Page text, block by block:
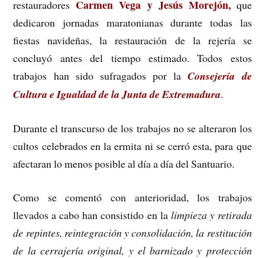
restauradores Carmen Vega y Jesús Morejón,que
dedicaron jornadas maratonianas durante todas las
fiestas navideñas, la restauración de la rejería se
concluyó antes del tiempo estimado. Todos estos
trabajos han sido sufragados por laConsejería de
Cultura e Igualdad de la Junta de Extremadura.
Durante el transcurso de los trabajos no se alteraron los
cultos celebrados en la ermita ni se cerró esta, para que
afectaran lo menos posible al día a día del Santuario.
Como se comentó con anterioridad, los trabajos
llevados a cabo han consistido en la limpieza y retirada
de repintes, reintegración y consolidación, la restitución
de la cerrajería original, y el barnizado y protección